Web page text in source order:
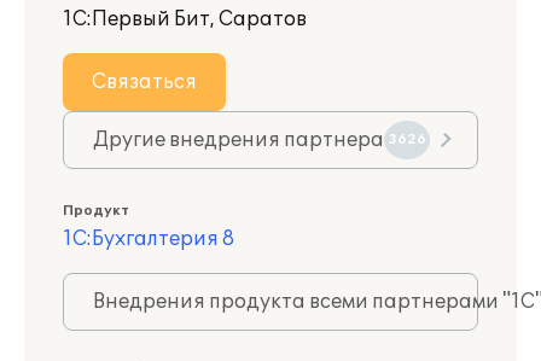
1С:Первый Бит, Саратов
Связаться
Другие внедрения партнера 3626
Продукт
1С:Бухгалтерия 8
Внедрения продукта всеми партнерами